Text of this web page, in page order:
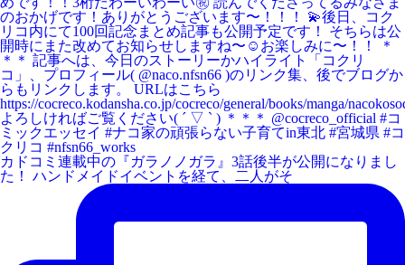
カドコミ連載中の『ガラノノガラ』3話後半が公開になりまし
た！ ハンドメイドイベントを経て、二人がそ